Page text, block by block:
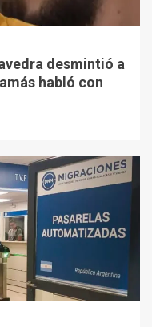
desmintió a
habló con